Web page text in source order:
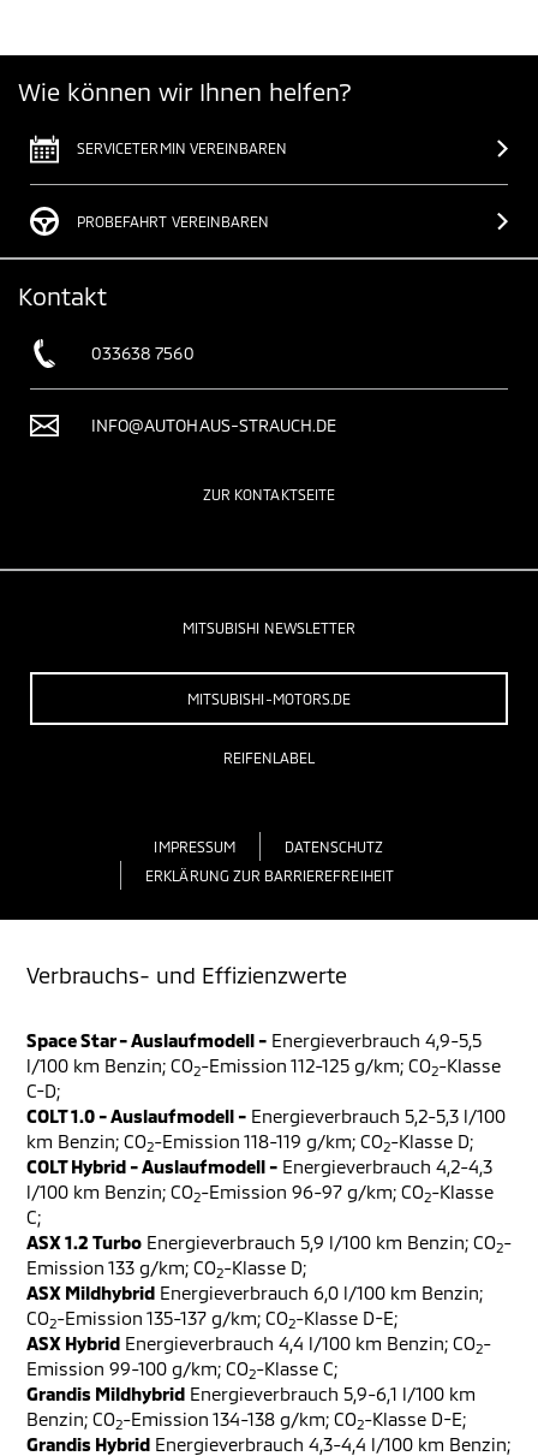
Wie können wir Ihnen helfen?
SERVICETERMIN VEREINBAREN
PROBEFAHRT VEREINBAREN
Kontakt
033638 7560
INFO@AUTOHAUS-STRAUCH.DE
ZUR KONTAKTSEITE
MITSUBISHI NEWSLETTER
MITSUBISHI-MOTORS.DE
REIFENLABEL
IMPRESSUM
DATENSCHUTZ
ERKLÄRUNG ZUR BARRIEREFREIHEIT
Verbrauchs- und Effizienzwerte
Space Star - Auslaufmodell - Energieverbrauch 4,9-5,5
l/100 km Benzin; CO2-Emission 112-125 g/km; CO2-Klasse
C-D;
COLT 1.0 - Auslaufmodell - Energieverbrauch 5,2-5,3 l/100
km Benzin; CO2-Emission 118-119 g/km; CO2-Klasse D;
COLT Hybrid - Auslaufmodell - Energieverbrauch 4,2-4,3
l/100 km Benzin; CO2-Emission 96-97 g/km; CO2-Klasse
C;
ASX 1.2 Turbo Energieverbrauch 5,9 l/100 km Benzin; CO2-
Emission 133 g/km; CO2-Klasse D;
ASX Mildhybrid Energieverbrauch 6,0 l/100 km Benzin;
CO2-Emission 135-137 g/km; CO2-Klasse D-E;
ASX Hybrid Energieverbrauch 4,4 l/100 km Benzin; CO2-
Emission 99-100 g/km; CO2-Klasse C;
Grandis Mildhybrid Energieverbrauch 5,9-6,1 l/100 km
Benzin; CO2-Emission 134-138 g/km; CO2-Klasse D-E;
Grandis Hybrid Energieverbrauch 4,3-4,4 l/100 km Benzin;